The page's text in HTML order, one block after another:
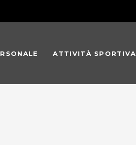
ATTIVITÀ SPORTIVA